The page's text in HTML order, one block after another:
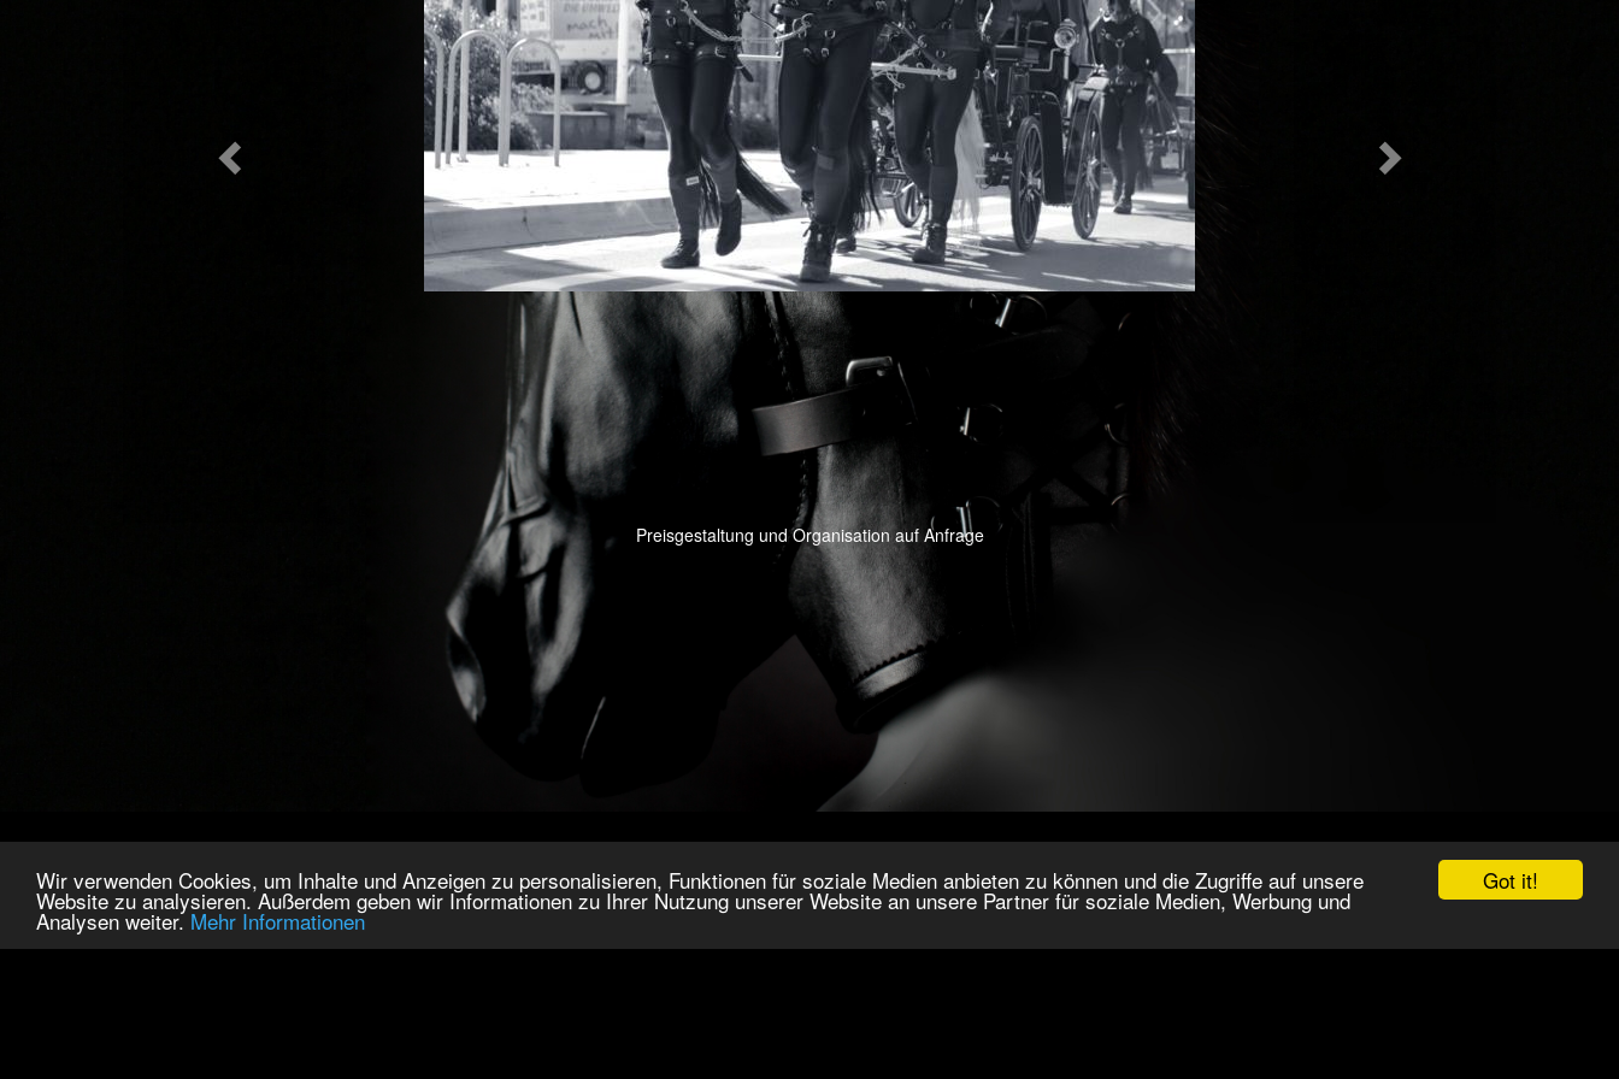
Got it!
Wir verwenden Cookies, um Inhalte und Anzeigen zu personalisieren, Funktionen für soziale Medien anbieten zu können und die Zugriffe auf unsere
Website zu analysieren. Außerdem geben wir Informationen zu Ihrer Nutzung unserer Website an unsere Partner für soziale Medien, Werbung und
Analysen weiter. Mehr Informationen
Preisgestaltung und Organisation auf Anfrage